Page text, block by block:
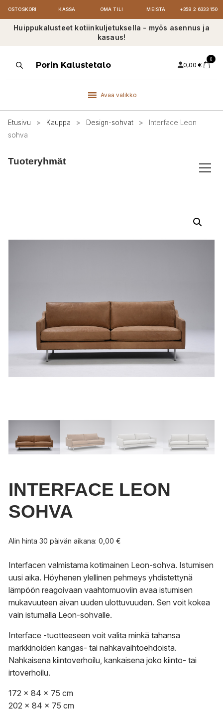
OSTOSKORI KASSA OMA TILI MEISTÄ +358 2 6333 150
Huippukalusteet kotiinkuljetuksella - myös asennus ja
kasaus!
ProductsPorin Kalustetalo 0,00 €
0
Avaa valikko
Etusivu > Kauppa > Design-sohvat >
Interface Leon
sohva
Tuoteryhmät
INTERFACE LEON
SOHVA
Alin hinta 30 päivän aikana: 0,00 €
Interfacen valmistama kotimainen Leon-sohva. Istumisen
uusi aika. Höyhenen ylellinen pehmeys yhdistettynä
lämpöön reagoivaan vaahtomuoviin avaa istumisen
mukavuuteen aivan uuden ulottuvuuden. Sen voit kokea
vain istumalla Leon-sohvalle.
Interface -tuotteeseen voit valita minkä tahansa
markkinoiden kangas- tai nahkavaihtoehdoista.
Nahkaisena kiintoverhoilu, kankaisena joko kiinto- tai
irtoverhoilu.
172 x 84 x 75 cm
202 x 84 x 75 cm